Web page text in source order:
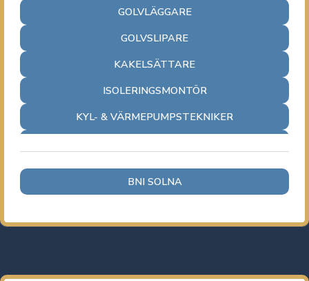
GOLVLÄGGARE
GOLVSLIPARE
KAKELSÄTTARE
ISOLERINGSMONTÖR
KYL- & VÄRMEPUMPSTEKNIKER
MURARE
MÅLARE
PLÅTSLAGARE
RESTAURERARE
BNI SOLNA